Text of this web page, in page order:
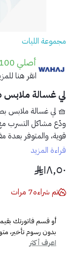
مجموعة الليات
أصلي 100%
انقر هنا
لي غسالة
🧺 لي غسالة ملابس
ودّع مشاكل التسرب
قوية، والمتوفر بعدة
🟠صامولة نحاسية
محكمًا.
📏متوفر
🧊طبقة خارجية
🔩تركيب سهل
📦 محتويات المنتج:
قراءة المزيد
١٨٫٥٠
تم شراءه7 مرات
أو قسم فاتورتك
بدون رسوم تأخير،
اعرف أكثر